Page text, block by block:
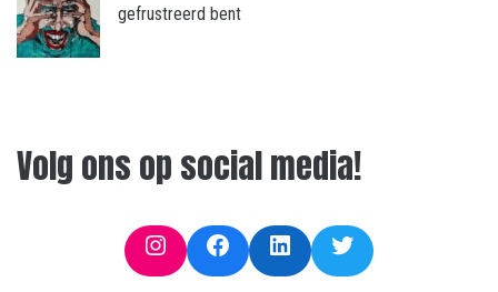
gefrustreerd bent
Volg ons op social media!
InstagramFacebookLinkedInTwitter